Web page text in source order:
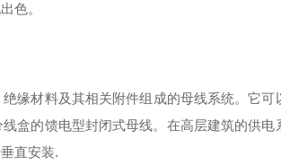
色。
缘材料及其相关附件组成的母线系统。它可
盒的馈电型封闭式母线。在高层建筑的供电
直安装‌.